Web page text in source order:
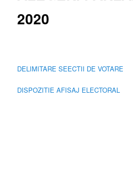
2020
DELIMITARE SEECTII DE VOTARE
DISPOZITIE AFISAJ ELECTORAL